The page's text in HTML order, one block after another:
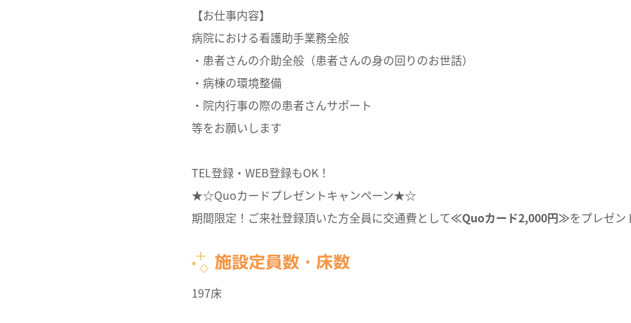
【お仕事内容】
病院における看護助手業務全般
・患者さんの介助全般（患者さんの身の回りのお世話）
・病棟の環境整備
・院内行事の際の患者さんサポート
等をお願いします
TEL登録・WEB登録もOK！
★☆Quoカードプレゼントキャンペーン★☆
期間限定！ご来社登録頂いた方全員に交通費として≪Quoカード2,000円≫をプレゼン
施設定員数・床数
197床